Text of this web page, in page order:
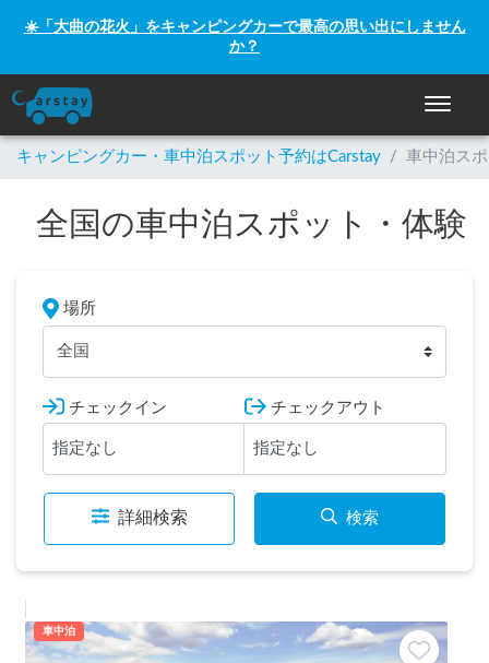
☀️「大曲の花火」をキャンピングカーで最高の思い出にしません
か？
ナビゲ
キャンピングカー・車中泊スポット予約はCarstay / 車中泊ス
全国の車中泊スポット・体験
場所
全国
チェックイン チェックアウト
詳細検索 検索
車中泊